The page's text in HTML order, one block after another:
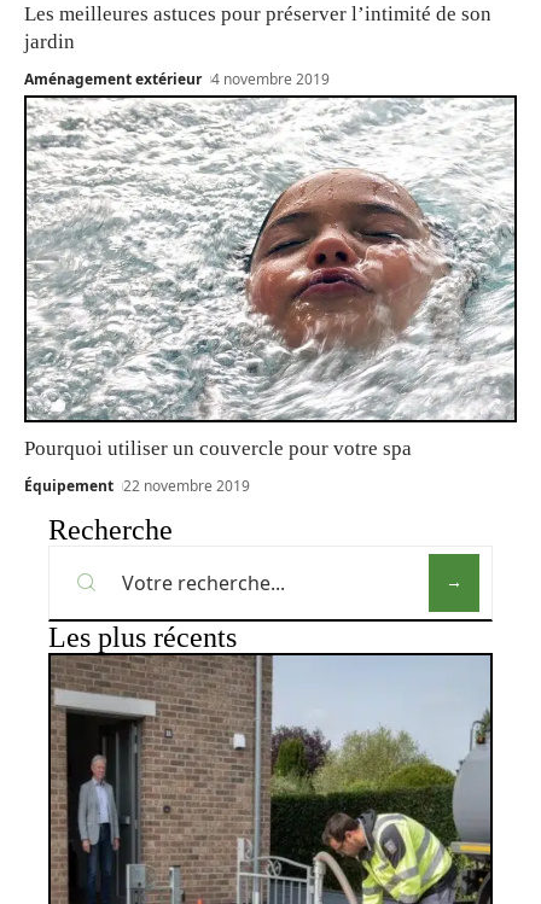
Les meilleures astuces pour préserver l’intimité de son
jardin
Aménagement extérieur 4 novembre 2019
Pourquoi utiliser un couvercle pour votre spa
Équipement 22 novembre 2019
Recherche
Les plus récents